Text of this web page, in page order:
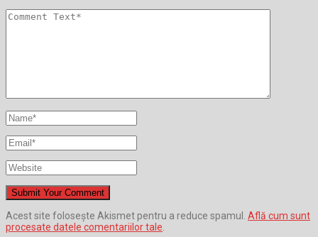
Acest site folosește Akismet pentru a reduce spamul. Află cum sunt
procesate datele comentariilor tale